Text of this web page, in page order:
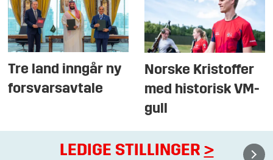
Tre land inngår ny
forsvarsavtale
Norske Kristoffer
med historisk VM-
gull
LEDIGE STILLINGER >